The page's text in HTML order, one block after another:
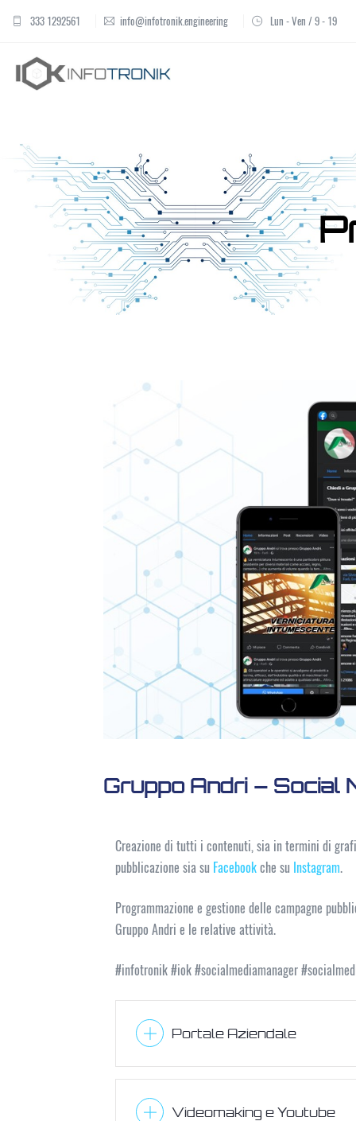
333 1292561 info@infotronik.engineering Lun - Ven / 9 - 19
Gruppo Andri – Social
Creazione di tutti i contenuti, sia in termini di
pubblicazione sia su Facebookche su Instagram.
Programmazione e gestione delle campagne
Gruppo Andri e le relative attività.
#infotronik #iok #socialmediamanager
Portale Aziendale
Videomaking e Youtube